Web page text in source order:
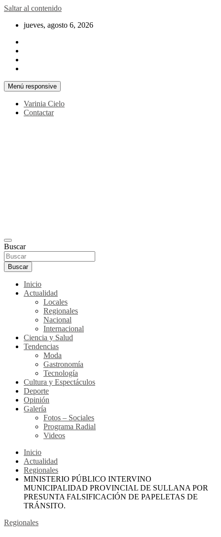
Saltar al contenido
jueves, agosto 6, 2026
Menú responsive
Varinia Cielo
Contactar
Buscar
Buscar
Inicio
Actualidad
Locales
Regionales
Nacional
Internacional
Ciencia y Salud
Tendencias
Moda
Gastronomía
Tecnología
Cultura y Espectáculos
Deporte
Opinión
Galería
Fotos – Sociales
Programa Radial
Videos
Inicio
Actualidad
Regionales
MINISTERIO PÚBLICO INTERVINO
MUNICIPALIDAD PROVINCIAL DE SULLANA POR
PRESUNTA FALSIFICACIÓN DE PAPELETAS DE
TRÁNSITO.
Regionales